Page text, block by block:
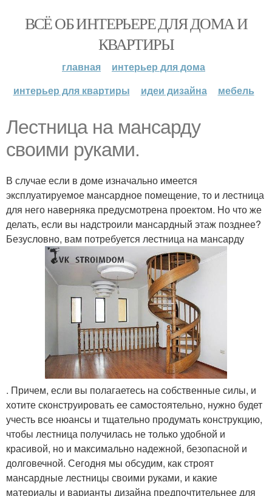
ВСЁ ОБ ИНТЕРЬЕРЕ ДЛЯ ДОМА И
КВАРТИРЫ
главная
интерьер для дома
интерьер для квартиры
идеи дизайна мебель
Лестница на мансарду
своими руками.
В случае если в доме изначально имеется
эксплуатируемое мансардное помещение, то и лестница
для него наверняка предусмотрена проектом. Но что же
делать, если вы надстроили мансардный этаж позднее?
Безусловно, вам потребуется лестница на мансарду
. Причем, если вы полагаетесь на собственные силы, и
хотите сконструировать ее самостоятельно, нужно будет
учесть все нюансы и тщательно продумать конструкцию,
чтобы лестница получилась не только удобной и
красивой, но и максимально надежной, безопасной и
долговечной. Сегодня мы обсудим, как строят
мансардные лестницы своими руками, и какие
материалы и варианты дизайна предпочтительнее для